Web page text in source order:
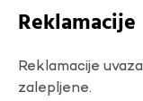
Reklamacije
Reklamacije
zalepljene.